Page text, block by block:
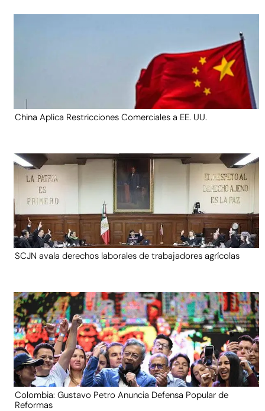
China Aplica Restricciones Comerciales a EE. UU.
SCJN avala derechos laborales de trabajadores agrícolas
Colombia: Gustavo Petro Anuncia Defensa Popular de
Reformas